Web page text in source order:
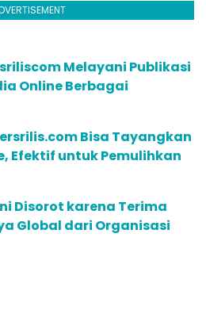
Melayani Publikasi
Online Berbagai
Bisa Tayangkan
Efektif untuk Pemulihkan
Disorot karena Terima
Global dari Organisasi